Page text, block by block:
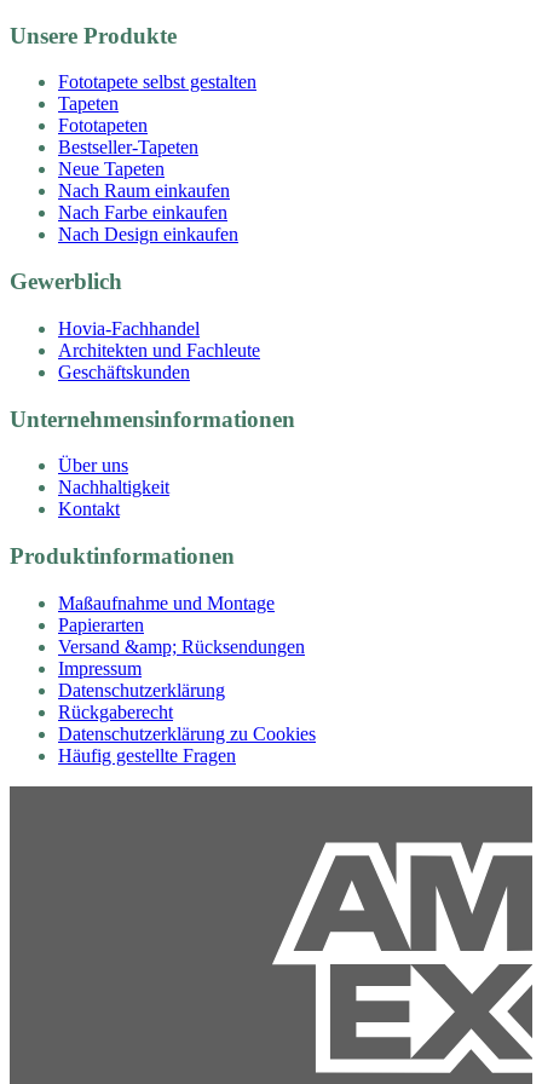
Unsere Produkte
Fototapete selbst gestalten
Tapeten
Fototapeten
Bestseller-Tapeten
Neue Tapeten
Nach Raum einkaufen
Nach Farbe einkaufen
Nach Design einkaufen
Gewerblich
Hovia-Fachhandel
Architekten und Fachleute
Geschäftskunden
Unternehmensinformationen
Über uns
Nachhaltigkeit
Kontakt
Produktinformationen
Maßaufnahme und Montage
Papierarten
Versand &amp; Rücksendungen
Impressum
Datenschutzerklärung
Rückgaberecht
Datenschutzerklärung zu Cookies
Häufig gestellte Fragen